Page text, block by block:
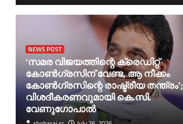
NEWS POST
‘സമര വിജയത്തിന്റെ ക്രെഡിറ്റ്
കോണ്‍ഗ്രസിന് വേണ്ട, ആ നീക്കം
കോണ്‍ഗ്രസിന്റെ രാഷ്ട്രീയ തന്ത്രം’;
വിശദീകരണവുമായി കെ.സി.
വേണുഗോപാല്‍